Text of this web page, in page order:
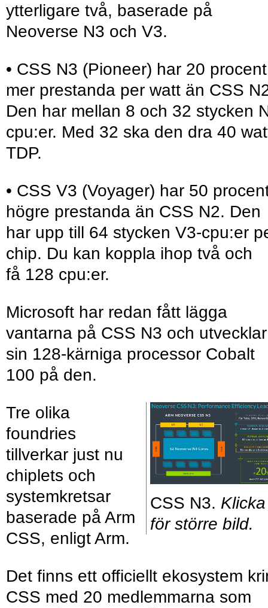
ytterligare två, baserade på
Neoverse N3 och V3.
• CSS N3 (Pioneer) har 20 procent
mer prestanda per watt än CSS
Den har mellan 8 och 32 stycken
cpu:er. Med 32 ska den dra 40
TDP.
• CSS V3 (Voyager) har 50
högre prestanda än CSS N2. Den
har upp till 64 stycken V3-cpu:er
chip. Du kan koppla ihop två och
få 128 cpu:er.
Microsoft har redan fått lägga
vantarna på CSS N3 och utvecklar
sin 128-kärniga processor Cobalt
100 på den.
CSS N3. Klicka
för större bild.
Tre olika
foundries
tillverkar just nu
chiplets och
systemkretsar
baserade på Arm
CSS, enligt Arm.
Det finns ett officiellt ekosystem
CSS med 20 medlemmarna som